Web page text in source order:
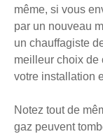
même, si vous
par un nouveau
un chauffagiste
meilleur choix de
votre installation
Notez tout de
gaz peuvent